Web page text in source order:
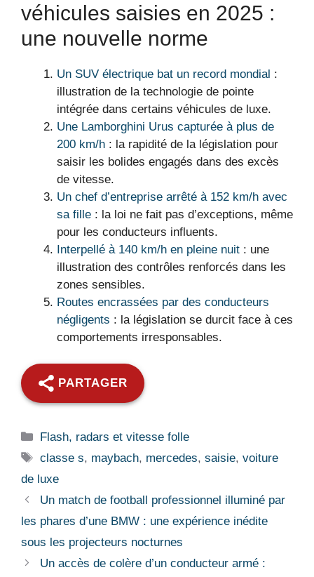
véhicules saisies en 2025 :
une nouvelle norme
Un SUV électrique bat un record mondial :
illustration de la technologie de pointe
intégrée dans certains véhicules de luxe.
Une Lamborghini Urus capturée à plus de
200 km/h : la rapidité de la législation pour
saisir les bolides engagés dans des excès
de vitesse.
Un chef d’entreprise arrêté à 152 km/h avec
sa fille : la loi ne fait pas d’exceptions, même
pour les conducteurs influents.
Interpellé à 140 km/h en pleine nuit : une
illustration des contrôles renforcés dans les
zones sensibles.
Routes encrassées par des conducteurs
négligents : la législation se durcit face à ces
comportements irresponsables.
PARTAGER
Catégories
Flash, radars et vitesse folle
Étiquettes
classe s, maybach, mercedes,saisie,voiture
de luxe
Un match de football professionnel illuminé par
les phares d’une BMW : une expérience inédite
sous les projecteurs nocturnes
Un accès de colère d’un conducteur armé :